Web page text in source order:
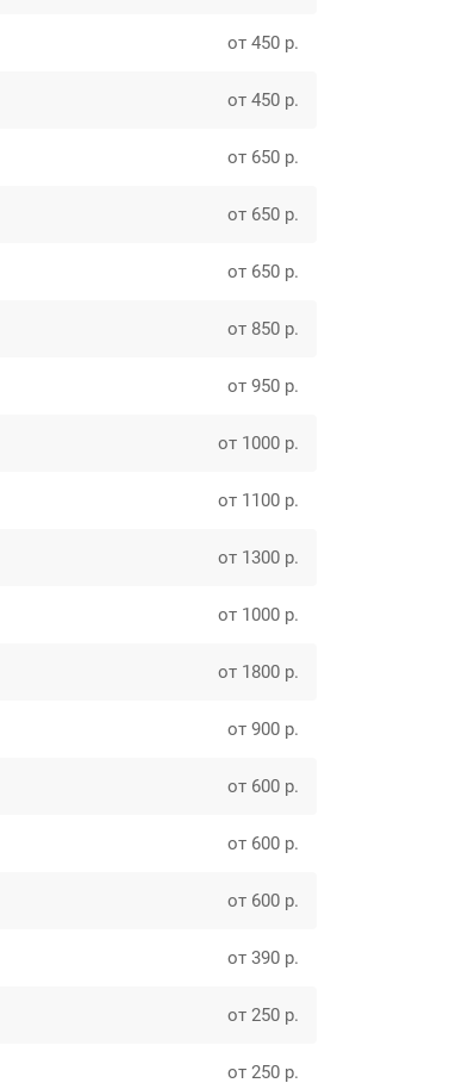
от 450 р.
от 450 р.
от 650 р.
от 650 р.
от 650 р.
от 850 р.
от 950 р.
от 1000 р.
от 1100 р.
от 1300 р.
от 1000 р.
от 1800 р.
от 900 р.
от 600 р.
от 600 р.
от 600 р.
от 390 р.
от 250 р.
от 250 р.